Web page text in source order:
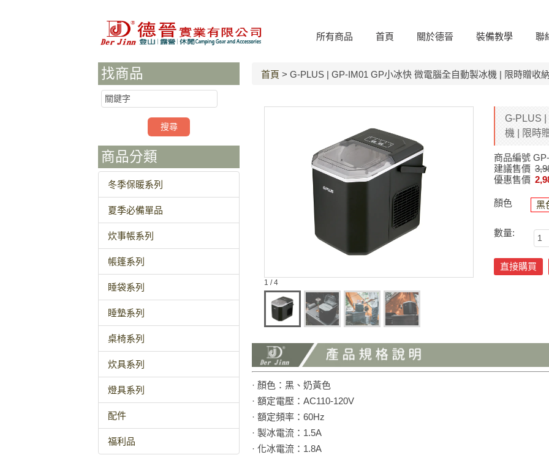
所有商品 首頁 關於德晉 裝備教學 聯
找商品
商品分類
冬季保暖系列
夏季必備單品
炊事帳系列
帳篷系列
睡袋系列
睡墊系列
桌椅系列
炊具系列
燈具系列
配件
福利品
首頁 > G-PLUS | GP-IM01 GP小冰快 微電腦全自動製冰機 | 限時贈收
1 / 4
G-PLUS |
機 | 限時
商品編號
建議售價
優惠售價
顏色 黑
數量:
直接購買
· 顏色：黑、奶黃色
· 額定電壓：AC110-120V
· 額定頻率：60Hz
· 製冰電流：1.5A
· 化冰電流：1.8A